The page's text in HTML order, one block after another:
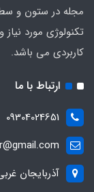
مجله در ستون و
تکنولوژی مورد
کاربردی می باشد.
ارتباط با ما
09304024651
آذربایجان